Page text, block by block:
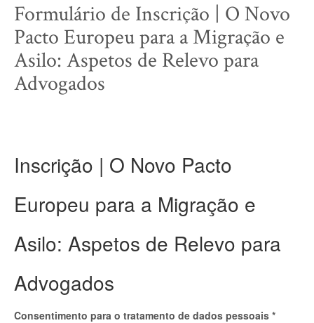
Formulário de Inscrição | O Novo
Pacto Europeu para a Migração e
Asilo: Aspetos de Relevo para
Advogados
Inscrição | O Novo Pacto
Europeu para a Migração e
Asilo: Aspetos de Relevo para
Advogados
Consentimento para o tratamento de dados pessoais *